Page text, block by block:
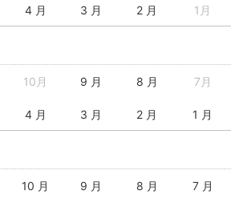
4 月 3 月 2 月 1月
10月 9 月 8 月 7月
4 月 3 月 2 月 1 月
10 月 9 月 8 月 7 月